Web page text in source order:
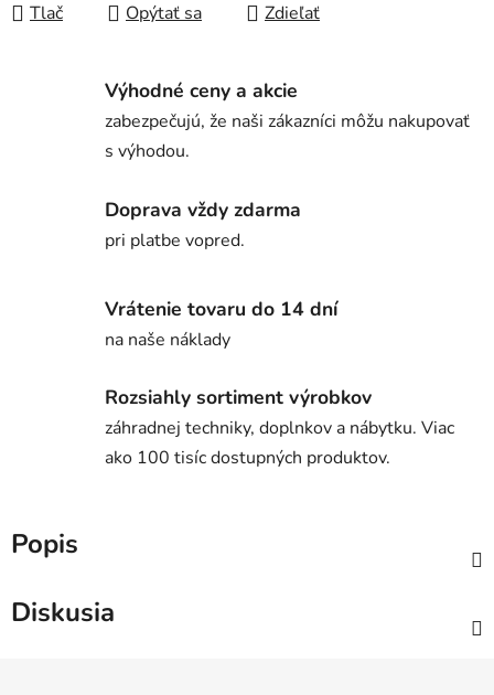
Tlač Opýtať sa Zdieľať
Výhodné ceny a akcie
zabezpečujú, že naši zákazníci môžu nakupovať
s výhodou.
Doprava vždy zdarma
pri platbe vopred.
Vrátenie tovaru do 14 dní
na naše náklady
Rozsiahly sortiment výrobkov
záhradnej techniky, doplnkov a nábytku. Viac
ako 100 tisíc dostupných produktov.
Popis
Diskusia